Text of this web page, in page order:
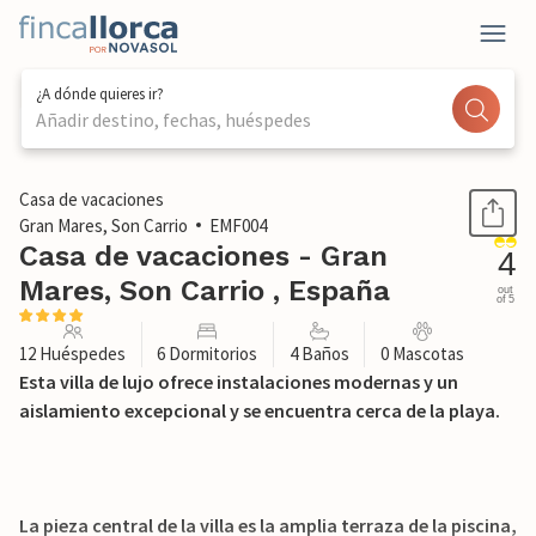
¿A dónde quieres ir?
Añadir destino, fechas, huéspedes
1 / 57
Casa de vacaciones
Gran Mares, Son Carrio
EMF004
Casa de vacaciones - Gran
Mares, Son Carrio , España
4
out
of 5
12 Huéspedes 6 Dormitorios 4 Baños 0 Mascotas
Esta villa de lujo ofrece instalaciones modernas y un
aislamiento excepcional y se encuentra cerca de la playa.
La pieza central de la villa es la amplia terraza de la piscina,